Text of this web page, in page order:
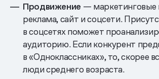
Продвижение — маркетинговые
реклама, сайт и соцсети.
в соцсетях поможет
аудиторию. Если конкурент
в «Одноклассниках», то, скорее
люди среднего возраста.